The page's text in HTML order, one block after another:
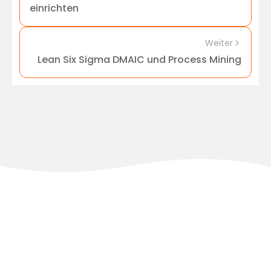
einrichten
Weiter
Lean Six Sigma DMAIC und Process Mining